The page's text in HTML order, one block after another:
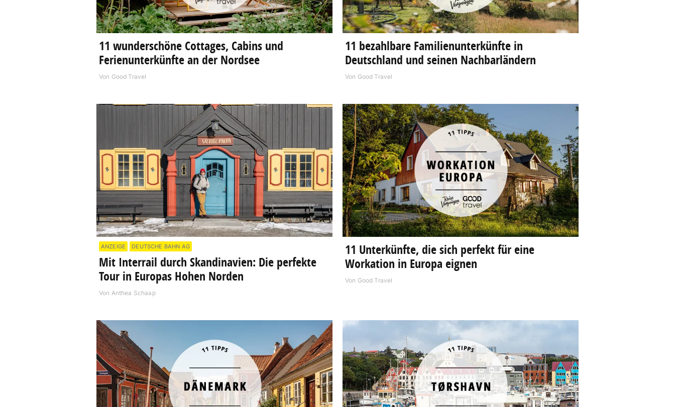
11 wunderschöne Cottages, Cabins und
Ferienunterkünfte an der Nordsee
Von Good Travel
11 bezahlbare Familienunterkünfte in
Deutschland und seinen Nachbarländern
Von Good Travel
ANZEIGE DEUTSCHE BAHN AG
Mit Interrail durch Skandinavien: Die perfekte
Tour in Europas Hohen Norden
Von Anthea Schaap
11 Unterkünfte, die sich perfekt für eine
Workation in Europa eignen
Von Good Travel